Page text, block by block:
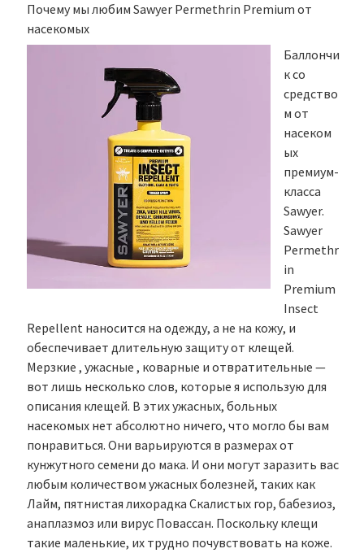
Почему мы любим Sawyer Permethrin Premium от
насекомых
Баллончи
к со
средство
м от
насеком
ых
премиум-
класса
Sawyer.
Sawyer
Permethr
in
Premium
Insect
Repellent наносится на одежду, а не на кожу, и
обеспечивает длительную защиту от клещей.
Мерзкие , ужасные , коварные и отвратительные —
вот лишь несколько слов, которые я использую для
описания клещей. В этих ужасных, больных
насекомых нет абсолютно ничего, что могло бы вам
понравиться. Они варьируются в размерах от
кунжутного семени до мака. И они могут заразить вас
любым количеством ужасных болезней, таких как
Лайм, пятнистая лихорадка Скалистых гор, бабезиоз,
анаплазмоз или вирус Повассан. Поскольку клещи
такие маленькие, их трудно почувствовать на коже.